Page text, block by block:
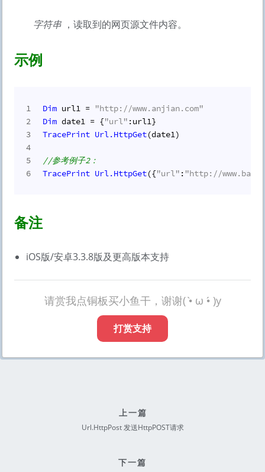
字符串 ，读取到的网页源文件内容。
示例
1
2
3
4
5
6
Dim url1 = "http://www.anjian.com"
Dim date1 = {"url" :url1}
TracePrint Url.HttpGet(date1)
//参考例子2：
TracePrint Url.HttpGet({"url" : "http://
备注
iOS版/安卓3.3.8版及更高版本支持
请赏我点铜板买小鱼干，谢谢( •̀ ω •́ )y
打赏支持
上一篇
Url.HttpPost 发送HttpPOST请求
下一篇